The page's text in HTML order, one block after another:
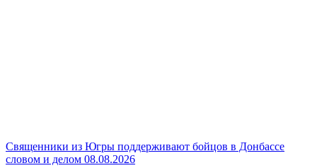
Священники из Югры поддерживают бойцов в Донбассе
словом и делом 08.08.2026